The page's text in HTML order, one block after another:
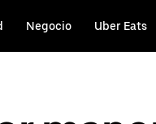
Negocio Uber Eats